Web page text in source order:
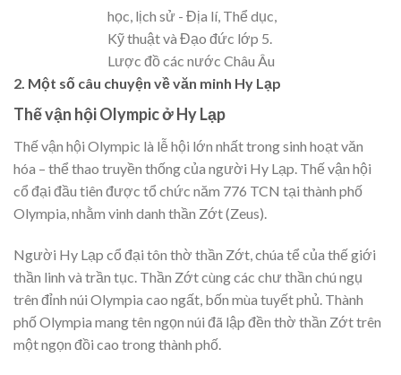
Lược đồ các nước Châu Âu
2. Một số câu chuyện về văn minh Hy Lạp
Thếvận hội Olympic ở Hy Lạp
Thế vận hội Olympic là lễ hội lớn nhất trong sinh hoạt văn
hóa – thể thao truyền thống của người Hy Lạp. Thế vận hội
cổ đại đầu tiên được tổ chức năm 776 TCN tại thành phố
Olympia, nhằm vinh danh thần Zớt (Zeus).
Người Hy Lạp cổ đại tôn thờ thần Zớt, chúa tể của thế giới
thần linh và trần tục. Thần Zớt cùng các chư thần chú ngụ
trên đỉnh núi Olympia cao ngất, bốn mùa tuyết phủ. Thành
phố Olympia mang tên ngọn núi đã lập đền thờ thần Zớt trên
một ngọn đồi cao trong thành phố.